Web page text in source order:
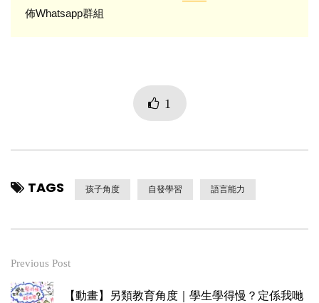
佈Whatsapp群組
1
TAGS 孩子角度 自發學習 語言能力
Previous Post
【動畫】另類教育角度｜學生學得慢？定係我哋